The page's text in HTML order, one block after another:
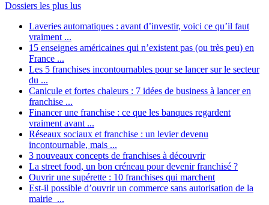
Dossiers les plus lus
Laveries automatiques : avant d’investir, voici ce qu’il faut
vraiment ...
15 enseignes américaines qui n’existent pas (ou très peu) en
France ...
Les 5 franchises incontournables pour se lancer sur le secteur
du ...
Canicule et fortes chaleurs : 7 idées de business à lancer en
franchise ...
Financer une franchise : ce que les banques regardent
vraiment avant ...
Réseaux sociaux et franchise : un levier devenu
incontournable, mais ...
3 nouveaux concepts de franchises à découvrir
La street food, un bon créneau pour devenir franchisé ?
Ouvrir une supérette : 10 franchises qui marchent
Est-il possible d’ouvrir un commerce sans autorisation de la
mairie ...